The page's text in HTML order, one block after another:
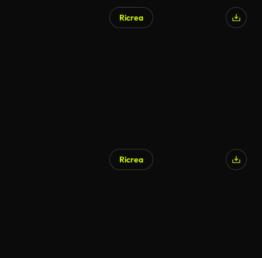
Ricrea
Ricrea